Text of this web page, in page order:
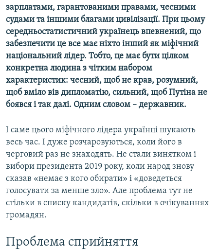
зарплатами, гарантованими правами, чесними
судами та іншими благами цивілізації. При цьому
середньостатистичний українець впевнений, що
забезпечити це все має ніхто інший як міфічний
національний лідер. Тобто, це має бути цілком
конкретна людина з чітким набором
характеристик: чесний, щоб не крав, розумний,
щоб вміло вів дипломатію, сильний, щоб Путіна не
боявся і так далі. Одним словом – державник.
І саме цього міфічного лідера українці шукають
весь час. І дуже розчаровуються, коли його в
черговий раз не знаходять. Не стали винятком і
вибори президента 2019 року, коли народ знову
сказав «немає з кого обирати» і «доведеться
голосувати за менше зло». Але проблема тут не
стільки в списку кандидатів, скільки в очікуваннях
громадян.
Проблема сприйняття